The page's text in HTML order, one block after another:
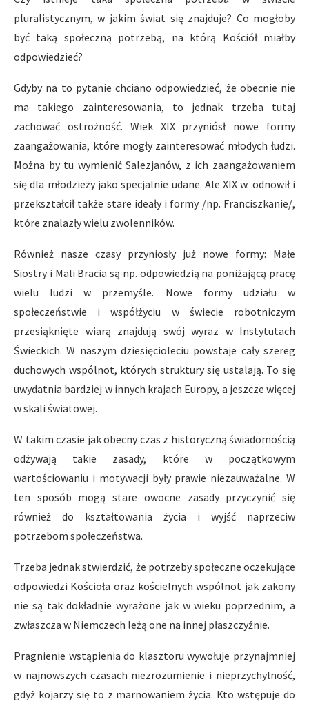
pluralistycznym, w jakim świat się znajduje? Co mogłoby
być taką społeczną potrzebą, na którą Kościół miałby
odpowiedzieć?
Gdyby na to pytanie chciano odpowiedzieć, że obecnie nie
ma takiego zainteresowania, to jednak trzeba tutaj
zachować ostrożność. Wiek XIX przyniósł nowe formy
zaangażowania, które mogły zainteresować młodych łudzi.
Można by tu wymienić Salezjanów, z ich zaangażowaniem
się dla młodzieży jako specjalnie udane. Ale XIX w. odnowił i
przekształcił także stare ideały i formy /np. Franciszkanie/,
które znalazły wielu zwolenników.
Również nasze czasy przyniosły już nowe formy: Małe
Siostry i Mali Bracia są np. odpowiedzią na poniżającą pracę
wielu ludzi w przemyśle. Nowe formy udziału w
społeczeństwie i współżyciu w świecie robotniczym
przesiąknięte wiarą znajdują swój wyraz w Instytutach
Świeckich. W naszym dziesięcioleciu powstaje cały szereg
duchowych wspólnot, których struktury się ustalają. To się
uwydatnia bardziej w innych krajach Europy, a jeszcze więcej
w skali światowej.
W takim czasie jak obecny czas z historyczną świadomością
odżywają takie zasady, które w początkowym
wartościowaniu i motywacji były prawie niezauważalne. W
ten sposób mogą stare owocne zasady przyczynić się
również do kształtowania życia i wyjść naprzeciw
potrzebom społeczeństwa.
Trzeba jednak stwierdzić, że potrzeby społeczne oczekujące
odpowiedzi Kościoła oraz kościelnych wspólnot jak zakony
nie są tak dokładnie wyrażone jak w wieku poprzednim, a
zwłaszcza w Niemczech leżą one na innej płaszczyźnie.
Pragnienie wstąpienia do klasztoru wywołuje przynajmniej
w najnowszych czasach niezrozumienie i nieprzychylność,
gdyż kojarzy się to z marnowaniem życia. Kto wstępuje do